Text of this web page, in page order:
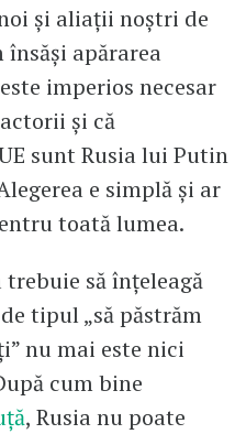
şi aliaţii noştri de
însăşi apărarea
imperios necesar
şi că
sunt Rusia lui Putin
e simplă și ar
toată lumea.
trebuie să înţeleagă
tipul „să păstrăm
nu mai este nici
cum bine
, Rusia nu poate